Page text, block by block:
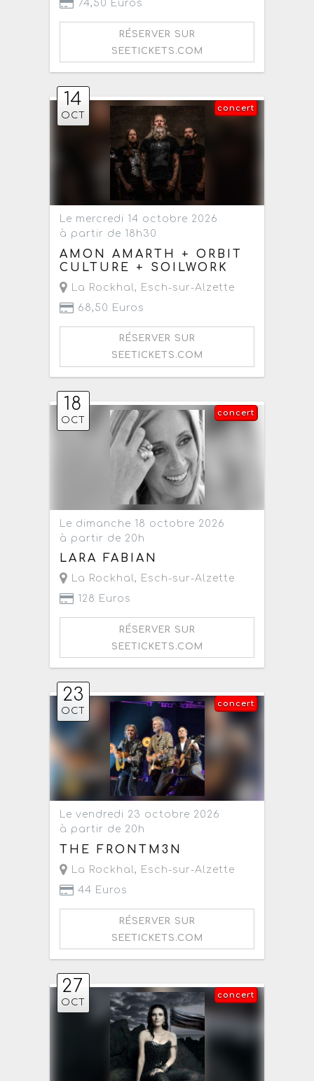
74,50 Euros
RÉSERVER SUR
SEETICKETS.COM
14
OCT
concert
Le mercredi 14 octobre 2026
à partir de 18h30
AMON AMARTH + ORBIT
CULTURE + SOILWORK
La Rockhal , Esch-sur-Alzette
68,50 Euros
RÉSERVER SUR
SEETICKETS.COM
18
OCT
concert
Le dimanche 18 octobre 2026
à partir de 20h
LARA FABIAN
La Rockhal, Esch-sur-Alzette
128 Euros
RÉSERVER SUR
SEETICKETS.COM
23
OCT
concert
Le vendredi 23 octobre 2026
à partir de 20h
THE FRONTM3N
La Rockhal , Esch-sur-Alzette
44 Euros
RÉSERVER SUR
SEETICKETS.COM
27
OCT
concert